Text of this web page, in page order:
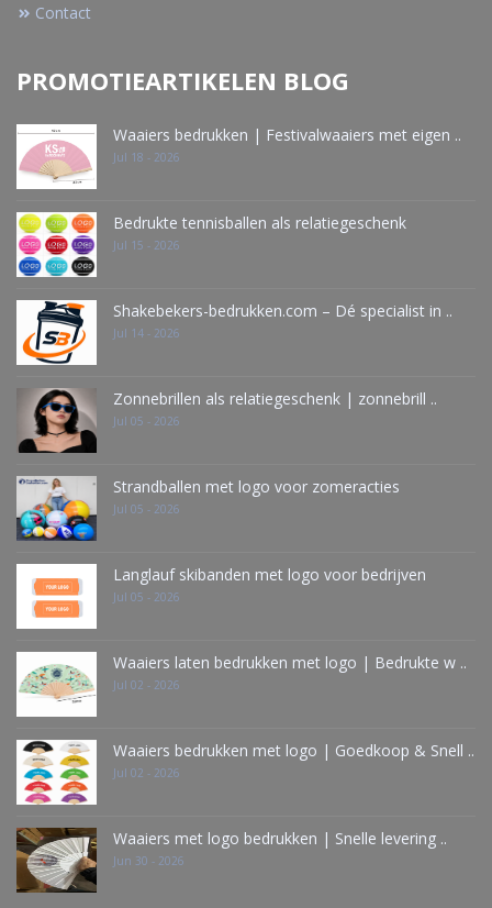
Contact
PROMOTIEARTIKELEN BLOG
Waaiers bedrukken | Festivalwaaiers met eigen ..
Jul 18 - 2026
Bedrukte tennisballen als relatiegeschenk
Jul 15 - 2026
Shakebekers-bedrukken.com – Dé specialist in ..
Jul 14 - 2026
Zonnebrillen als relatiegeschenk | zonnebrill ..
Jul 05 - 2026
Strandballen met logo voor zomeracties
Jul 05 - 2026
Langlauf skibanden met logo voor bedrijven
Jul 05 - 2026
Waaiers laten bedrukken met logo | Bedrukte w ..
Jul 02 - 2026
Waaiers bedrukken met logo | Goedkoop & Snell ..
Jul 02 - 2026
Waaiers met logo bedrukken | Snelle levering ..
Jun 30 - 2026